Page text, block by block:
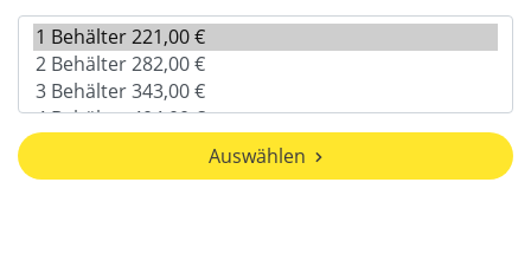
Auswählen